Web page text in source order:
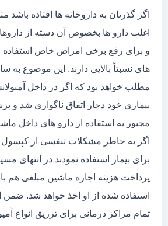
اگر گذرتان به داروخانه ها افتاده
اغلب دارو ها بخصوص آن دسته از
و برای رفع برخی امراض خاص
های نسبتاً بالایی دارند. این موضوع به
مطلب خواهد بود که اگر در داخل
بیماری خود دچار اتفاق ناگواری شد و
مجبور به استفاده از دارو های داخل
اگر به خاطر مشکلات تنفسی از کپسول
برای بیمار استفاده نمودند در انتهای
پرداخت هزینه اجاره ماشین مبلغی هم
استفاده شده از او اخذ خواهد شد. ضمن
تمام مراکز درمانی برای تزریق انواع